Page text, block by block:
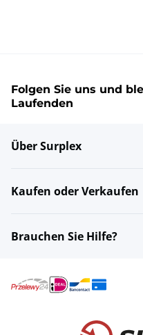
Folgen Sie uns und
Laufenden
Über Surplex
Kaufen oder Verkaufen
Brauchen Sie Hilfe?